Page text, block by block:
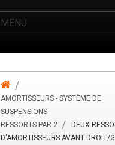
MENU
AMORTISSEURS - SYSTÈME DE
SUSPENSIONS
RESSORTS PAR 2
DEUX
D'AMORTISSEURS AVANT DROIT/